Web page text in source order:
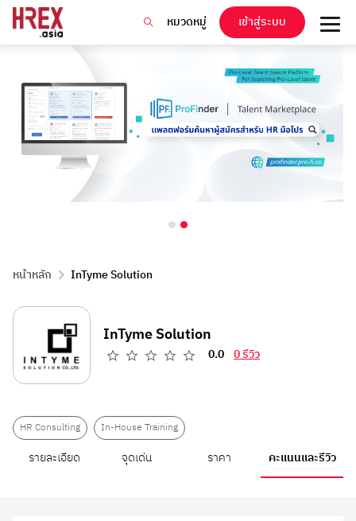
หมวดหมู่ เข้าสู่ระบบ
หน้าหลัก InTyme Solution
InTyme Solution
0.0 0 รีวิว
HR Consulting In-House Training
รายละเอียด จุดเด่น ราคา คะแนนและรีวิว